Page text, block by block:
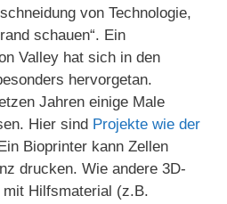
von Technologie,
schauen“. Ein
Valley hat sich in den
hervorgetan.
Jahren einige Male
Hier sind Projekte wie der
Bioprinter kann Zellen
drucken. Wie andere 3D-
Hilfsmaterial (z.B.